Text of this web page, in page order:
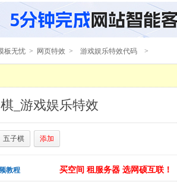
板无忧 > 网页特效 > 游戏娱乐特效代码 >
_游戏娱乐特效
五子棋 添加
教程 买空间 租服务器 选网硕互联！